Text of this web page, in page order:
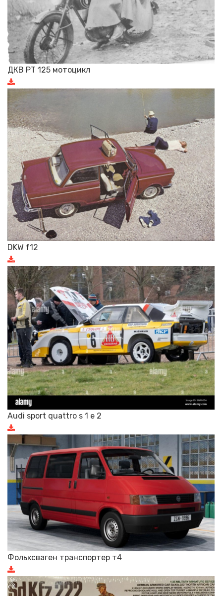
ДКВ РТ 125 мотоцикл
DKW f12
Audi sport quattro s 1 e 2
Фольксваген транспортер т4